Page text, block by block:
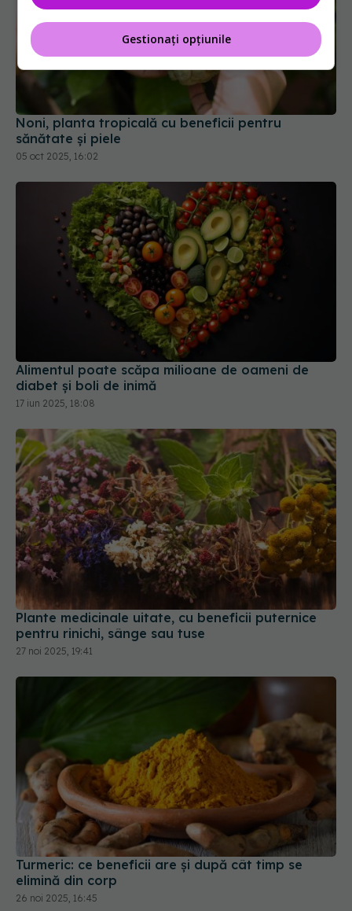
Noni, planta tropicală cu beneficii pentru
sănătate și piele
05 oct 2025, 16:02
Alimentul poate scăpa milioane de oameni de
diabet și boli de inimă
17 iun 2025, 18:08
Plante medicinale uitate, cu beneficii puternice
pentru rinichi, sânge sau tuse
27 noi 2025, 19:41
Turmeric: ce beneficii are și după cât timp se
elimină din corp
26 noi 2025, 16:45
Gestionați opțiunile